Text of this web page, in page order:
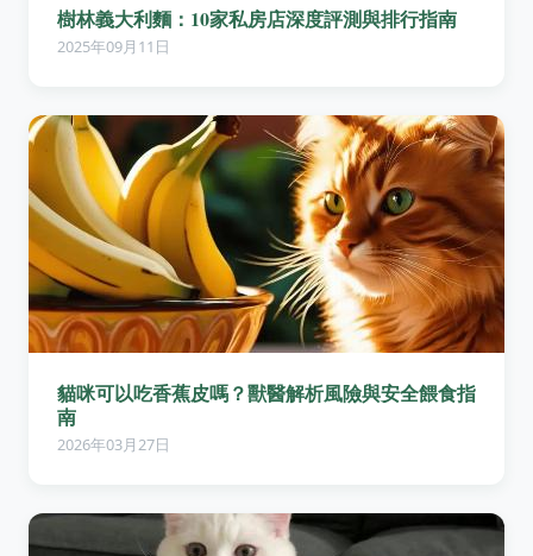
樹林義大利麵：10家私房店深度評測與排行指南
2025年09月11日
貓咪可以吃香蕉皮嗎？獸醫解析風險與安全餵食指
南
2026年03月27日